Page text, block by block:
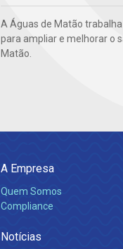
A Águas de Matão
para ampliar e melhorar o
Matão.
A Empresa
Quem Somos
Compliance
Notícias